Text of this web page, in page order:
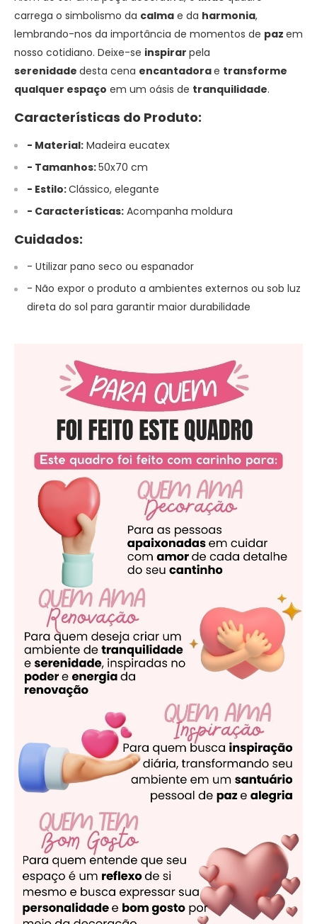
carrega o simbolismo da calma e da harmonia,
lembrando-nos da importância de momentos de paz em
nosso cotidiano. Deixe-se inspirar pela
serenidade desta cena encantadorae transforme
qualquer espaço em um oásis de tranquilidade.
Características do Produto:
- Material: Madeira eucatex
- Tamanhos:50x70 cm
- Estilo:Clássico, elegante
- Características: Acompanha moldura
Cuidados:
- Utilizar pano seco ou espanador
- Não expor o produto a ambientes externos ou sob luz
direta do sol para garantir maior durabilidade